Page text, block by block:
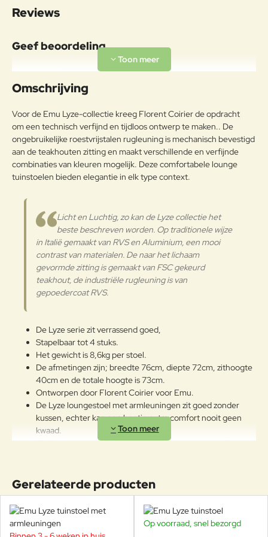
Specificaties
Materiaal
Aluminium
Aluminiumlegeringen,
weersomstandigheden te
weerstaan en met poeder gelakt.
RVS Gepolijst roestvrij staal AISI 316
Onderhoudsadvies
we aan om het correct en
regelmatig te reinigen. Verricht de
reiniging vaker op plaatsen die
door een grote vochtigheid of een
zeeklimaat worden gekenmerkt.
Het wordt aanbevolen om de
langdurige en continue
straling of aan erg lage
temperaturen kunnen de originele
eigenschappen van de mooie
gekleurde polyestercoating
worden aangetast. We raden aan
om de producten wanneer ze
lange tijd niet gebruikt worden of
in de winter te reinigen en op een
NIET op delen in roestvrij staal
GEBRUIKEN: - Bleekmiddel of
detergentia die bleekwater
bevatten (ze kunnen corrosie van
roestvrij staal verwekken); -
Reviews
Geef beoordeling
Uw naam:
g:
Note: HTML-code wordt niet vertaald!
Waarderin
Verder
Omschrijving
Voor de Emu Lyze-collectie kreeg Florent Coirier de opdracht
om een technisch verfijnd en tijdloos ontwerp te maken.. De
ongebruikelijke roestvrijstalen rugleuning is mechanisch bevestigd
aan de teakhouten zitting en maakt verschillende en verfijnde
combinaties van kleuren mogelijk. Deze comfortabele lounge
tuinstoelen bieden elegantie in elk type context.
Licht en Luchtig, zo kan de Lyze collectie het
beste beschreven worden. Op traditionele wijze
in Italië gemaakt van RVS en Aluminium, een mooi
contrast van materialen. De naar het lichaam
gevormde zitting is gemaakt van FSC gekeurd
teakhout, de industriële rugleuning is van
gepoedercoat RVS.
De Lyze serie zit verrassend goed,
Stapelbaar tot 4 stuks.
Het gewicht is 8,6kg per stoel.
De afmetingen zijn; breedte 76cm, diepte 72cm, zithoogte
40cm en de totale hoogte is 73cm.
Ontworpen door Florent Coirier voor Emu.
De Lyze loungestoel met armleuningen zit goed zonder
kussen, echter kan een beetje extra comfort nooit geen
kwaad.
Er zijn zit- en rugkussens leverbaar voor deze stoel (3cm
Geschikt voor jarenlang intensief buitengebruik, in weer en
wind.
Gerelateerde producten
Op voorraad, snel bezorgd